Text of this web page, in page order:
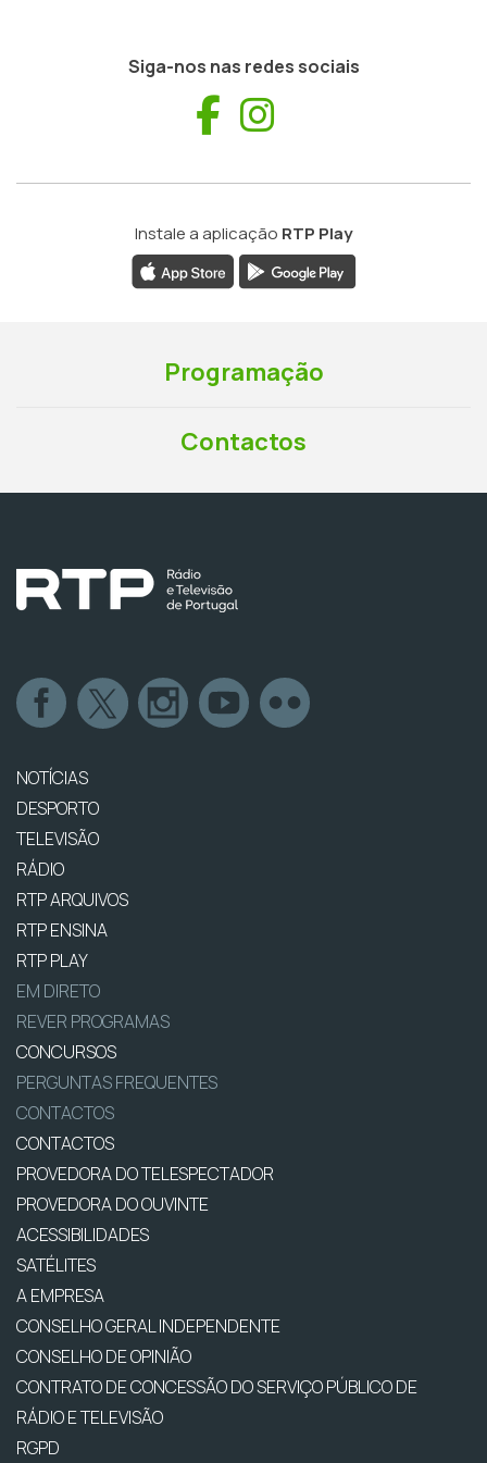
Siga-nos nas redes sociais
Facebook
Instale a aplicação RTP Play
Programação
Contactos
NOTÍCIAS
DESPORTO
TELEVISÃO
RÁDIO
RTP ARQUIVOS
RTP ENSINA
RTP PLAY
EM DIRETO
REVER PROGRAMAS
CONCURSOS
PERGUNTAS FREQUENTES
CONTACTOS
CONTACTOS
PROVEDORA DO TELESPECTADOR
PROVEDORA DO OUVINTE
ACESSIBILIDADES
SATÉLITES
A EMPRESA
CONSELHO GERAL INDEPENDENTE
CONSELHO DE OPINIÃO
CONTRATO DE CONCESSÃO DO SERVIÇO PÚBLICO DE
RÁDIO E TELEVISÃO
RGPD